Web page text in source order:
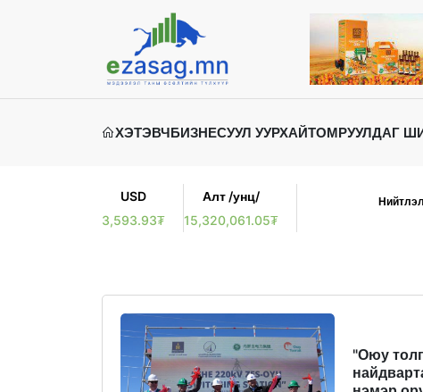
ХЭТЭВЧБИЗНЕСУУЛ УУРХАЙТОМРУУЛДАГ
USD
3,593.93₮
Алт /унц/
15,320,061.05₮
"Оюу